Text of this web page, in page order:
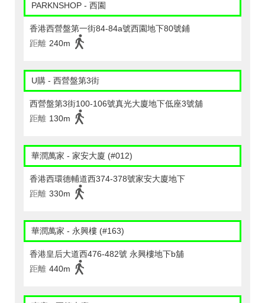
PARKNSHOP - 西園
香港西營盤第一街84-84a號西園地下80號鋪
距離 240m
U購 - 西營盤第3街
西營盤第3街100-106號真光大廈地下低座3號舖
距離 130m
華潤萬家 - 家安大廈 (#012)
香港西環德輔道西374-378號家安大廈地下
距離 330m
華潤萬家 - 永興樓 (#163)
香港皇后大道西476-482號 永興樓地下b舖
距離 440m